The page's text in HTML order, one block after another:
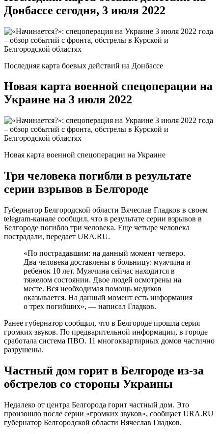
Донбассе сегодня, 3 июля 2022
Последняя карта боевых действий на Донбассе
Новая карта военной спецоперации на
Украине на 3 июля 2022
Новая карта военной спецоперации на Украине
Три человека погибли в результате
серии взрывов в Белгороде
Губернатор Белгородской области Вячеслав Гладков в своем
telegram-канале сообщил, что в результате серии взрывов в
Белгороде погибло три человека. Еще четыре человека
пострадали, передает URA.RU.
«По пострадавшим: на данный момент четверо.
Два человека доставлены в больницу: мужчина и
ребенок 10 лет. Мужчина сейчас находится в
тяжелом состоянии. Двое людей осмотрены на
месте. Вся необходимая помощь медиков
оказывается. На данный момент есть информация
о трех погибших», — написал Гладков.
Ранее губернатор сообщил, что в Белгороде прошла серия
громких звуков. По предварительной информации, в городе
сработала система ПВО. 11 многоквартирных домов частично
разрушены.
Частный дом горит в Белгороде из-за
обстрелов со стороны Украины
Недалеко от центра Белгорода горит частный дом. Это
произошло после серии «громких звуков», сообщает URA.RU
губернатор Белгородской области Вячеслав Гладков.